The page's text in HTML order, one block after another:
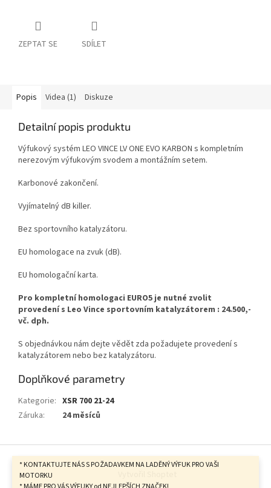
* KONTAKTUJTE NÁS S POŽADAVKEM NA LADĚNÝ VÝFUK PRO VAŠI
MOTORKU
ZEPTAT SE SDÍLET
Popis Videa (1) Diskuze
Detailní popis produktu
Výfukový systém LEO VINCE LV ONE EVO KARBON s kompletním
nerezovým výfukovým svodem a montážním setem.
Karbonové zakončení.
Vyjímatelný dB killer.
Bez sportovního katalyzátoru.
EU homologace na zvuk (dB).
EU homologační karta.
Pro kompletní homologaci EURO5 je nutné zvolit
provedení s Leo Vince sportovním katalyzátorem : 24.500,-
vč. dph.
S objednávkou nám dejte vědět zda požadujete provedení s
katalyzátorem nebo bez katalyzátoru.
Doplňkové parametry
Kategorie: XSR 700 21-24
Záruka: 24 měsíců